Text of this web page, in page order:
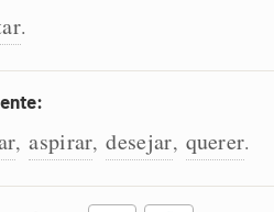
.
, aspirar, desejar, querer.